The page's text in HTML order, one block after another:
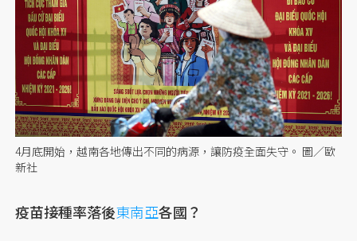
4月底開始，越南各地傳出不同的病源，讓防疫全面失守。 圖／歐
新社
疫苗接種率落後東南亞各國？